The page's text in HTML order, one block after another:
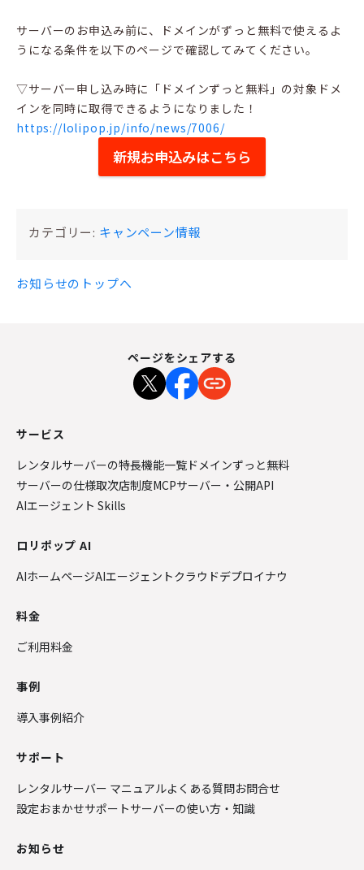
サーバーのお申込み前に、ドメインがずっと無料で使えるよ
うになる条件を以下のページで確認してみてください。
▽サーバー申し込み時に「ドメインずっと無料」の対象ドメ
インを同時に取得できるようになりました！
https://lolipop.jp/info/news/7006/
新規お申込みはこちら
カテゴリー: キャンペーン情報
お知らせのトップへ
ページをシェアする
サービス
レンタルサーバーの特長機能一覧 ドメインずっと無料
サーバーの仕様取次店制度MCPサーバー・公開API
AIエージェント Skills
ロリポップ AI
AIホームページAIエージェントクラウドデプロイナウ
料金
ご利用料金
事例
導入事例紹介
サポート
レンタルサーバー マニュアルよくある質問お問合せ
設定おまかせサポートサーバーの使い方・知識
お知らせ